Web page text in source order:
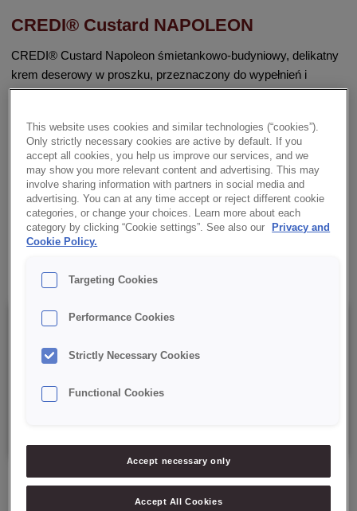
CREDI® Custard NAPOLEON
CREDI® Custard Napoleon śmietankowo-budyniowy, delikatny
krem deserowy w proszku, przeznaczony do wypełnień i
dekoracji ciast. Doskonale łączy się ze śmietaną, tłuszczami i
niezawodny i zawsze stabilny.
✔ Do stosowania na zimno
✔ Prosta receptura
Szczegóły
Opakowanie : 15 kg netto worek;
This website uses cookies and similar technologies (“cookies”).
Only strictly necessary cookies are active by default. If you
accept all cookies, you help us improve our services, and we
may show you more relevant content and advertising. This may
involve sharing information with partners in social media and
advertising. You can at any time accept or reject different cookie
categories, or change your choices. Learn more about each
category by clicking “Cookie settings”. See also our
Privacy and
Cookie Policy.
Targeting Cookies
Performance Cookies
Strictly Necessary Cookies
Functional Cookies
Accept necessary only
Accept All Cookies